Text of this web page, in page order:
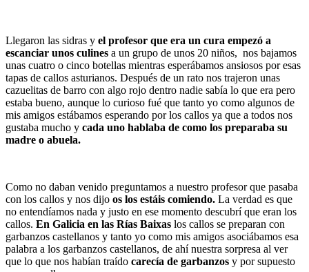
Llegaron las sidras y el profesor que era un cura empezó a
escanciar unos culines a un grupo de unos 20 niños, nos bajamos
unas cuatro o cinco botellas mientras esperábamos ansiosos por esas
tapas de callos asturianos. Después de un rato nos trajeron unas
cazuelitas de barro con algo rojo dentro nadie sabía lo que era pero
estaba bueno, aunque lo curioso fué que tanto yo como algunos de
mis amigos estábamos esperando por los callos ya que a todos nos
gustaba mucho y cada uno hablaba de como los preparaba su
madre o abuela.
Como no daban venido preguntamos a nuestro profesor que pasaba
con los callos y nos dijo os los estáis comiendo. La verdad es que
no entendíamos nada y justo en ese momento descubrí que eran los
callos. En Galicia en las Rías Baixas los callos se preparan con
garbanzos castellanos y tanto yo como mis amigos asociábamos esa
palabra a los garbanzos castellanos, de ahí nuestra sorpresa al ver
que lo que nos habían traído carecía de garbanzos y por supuesto